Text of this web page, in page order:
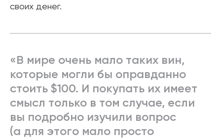
своих денег.
«В мире очень мало таких вин,
которые могли бы оправданно
стоить $100. И покупать их имеет
смысл только в том случае, если
вы подробно изучили вопрос
(а для этого мало просто